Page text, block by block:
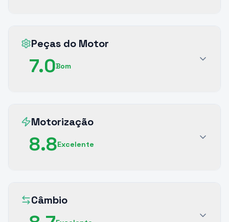
Peças do Motor
7.0Bom
Motorização
8.8Excelente
Câmbio